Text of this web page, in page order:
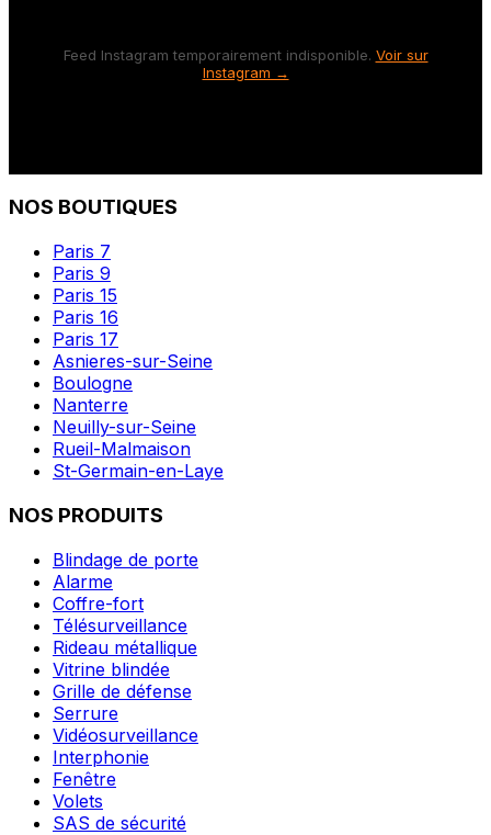
Feed Instagram temporairement indisponible. Voir sur
Instagram →
NOS BOUTIQUES
Paris 7
Paris 9
Paris 15
Paris 16
Paris 17
Asnieres-sur-Seine
Boulogne
Nanterre
Neuilly-sur-Seine
Rueil-Malmaison
St-Germain-en-Laye
NOS PRODUITS
Blindage de porte
Alarme
Coffre-fort
Télésurveillance
Rideau métallique
Vitrine blindée
Grille de défense
Serrure
Vidéosurveillance
Interphonie
Fenêtre
Volets
SAS de sécurité